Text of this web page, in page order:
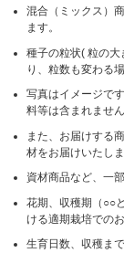
混合（ミックス）
ます。
種子の粒状( 粒の
り、粒数も変わる
写真はイメージで
料等は含まれません
また、お届けする
材をお届けいたしま
資材商品など、一
花期、収穫期（○○
ける適期栽培での
生育日数、収穫ま